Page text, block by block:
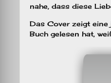
nahe, dass diese
Das Cover zeigt eine
Buch gelesen hat,